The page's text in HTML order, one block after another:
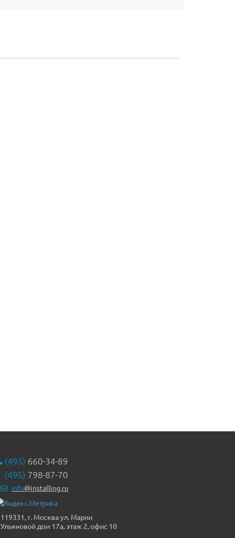
(495) 660-34-89
(495) 798-87-70
info@installing.ru
119331, г. Москва ул. Марии
Ульяновой дом 17а, этаж 2, офис 10